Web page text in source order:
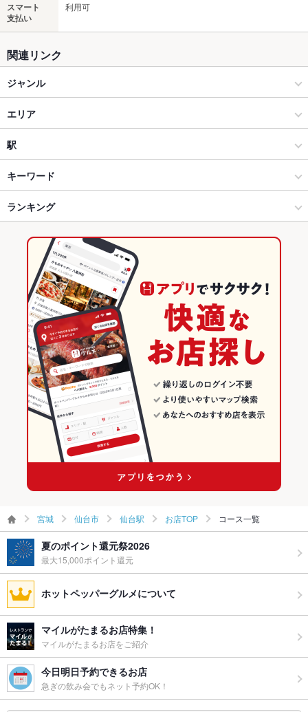
スマート
支払い
利用可
関連リンク
ジャンル
居酒屋
洋・和洋・各国料理・その他
仙台市 × 居酒屋
仙台市 × 洋・和洋・各国料理・その他
仙台駅 × 居酒屋
仙台駅 × 洋・和洋・各国料理・その他
イタリアン・フレンチ
フレンチ
仙台市 × イタリアン・フレンチ
仙台市 × フレンチ
仙台駅 × イタリアン・フレンチ
仙台駅 × フレンチ
エリア
仙台駅
仙台駅 × 居酒屋
仙台駅 × 洋・和洋・各国料理・その他
仙台駅 × イタリアン・フレンチ
仙台駅 × フレンチ
宮城 × 居酒屋
宮城 × 洋・和洋・各国料理・その他
宮城 × イタリアン・フレンチ
宮城 × フレンチ
駅
あおば通駅
青葉通一番町駅
仙台駅
キーワード
エビ料理 ステーキ
ジェノベーゼ ボロネーゼ ニョッキ
ランプステーキ
ランキング
宮城のグルメランキング
宮城の居酒屋ランキング
仙台市のグルメランキング
仙台市の居酒屋ランキング
仙台駅のグルメランキング
仙台駅の居酒屋ランキング
宮城 仙台市 仙台駅 お店TOP コース一覧
夏のポイント還元祭2026
最大15,000ポイント還元
ホットペッパーグルメについて
マイルがたまるお店特集！
マイルがたまるお店をご紹介
今日明日予約できるお店
急ぎの飲み会でもネット予約OK！